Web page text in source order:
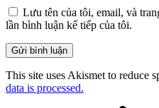
Lưu tên của tôi, email, và
lần bình luận kế tiếp của tôi.
This site uses Akismet to reduce
data is processed.